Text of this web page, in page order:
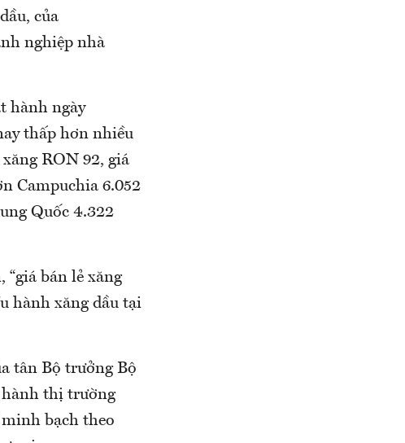
của
nghiệp nhà
hành ngày
thấp hơn nhiều
RON 92, giá
Campuchia 6.052
Quốc 4.322
bán lẻ xăng
hành xăng dầu tại
tân Bộ trưởng Bộ
hành thị trường
bạch theo